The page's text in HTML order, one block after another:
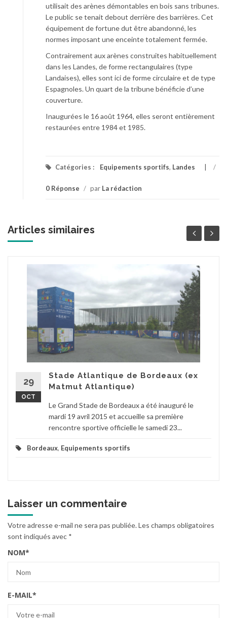
utilisait des arènes démontables en bois sans tribunes.
Le public se tenait debout derrière des barrières. Cet
équipement de fortune dut être abandonné, les
normes imposant une enceinte totalement fermée.
Contrairement aux arènes construites habituellement
dans les Landes, de forme rectangulaires (type
Landaises), elles sont ici de forme circulaire et de type
Espagnoles. Un quart de la tribune bénéficie d’une
couverture.
Inaugurées le 16 août 1964, elles seront entièrement
restaurées entre 1984 et 1985.
Catégories : Equipements sportifs, Landes /
0 Réponse / par La rédaction
Articles similaires
29
OCT
Stade Atlantique de Bordeaux (ex
Matmut Atlantique)
Le Grand Stade de Bordeaux a été inauguré le
mardi 19 avril 2015 et accueille sa première
rencontre sportive officielle le samedi 23...
Bordeaux, Equipements sportifs
Laisser un commentaire
Votre adresse e-mail ne sera pas publiée.Les champs obligatoires
sont indiqués avec *
NOM*
E-MAIL*